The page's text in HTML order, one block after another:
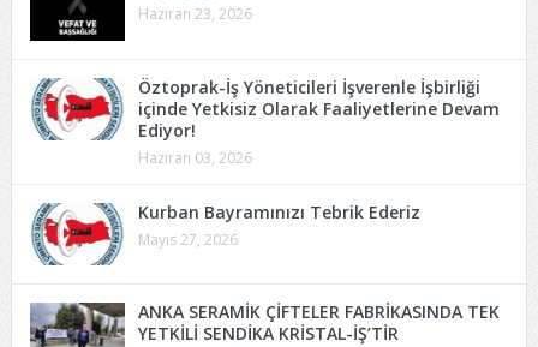
Haziran 23, 2026
Öztoprak-İş Yöneticileri İşverenle İşbirliği
içinde Yetkisiz Olarak Faaliyetlerine Devam
Ediyor!
Haziran 03, 2026
Kurban Bayramınızı Tebrik Ederiz
Mayıs 27, 2026
ANKA SERAMİK ÇİFTELER FABRİKASINDA TEK
YETKİLİ SENDİKA KRİSTAL-İŞ’TİR